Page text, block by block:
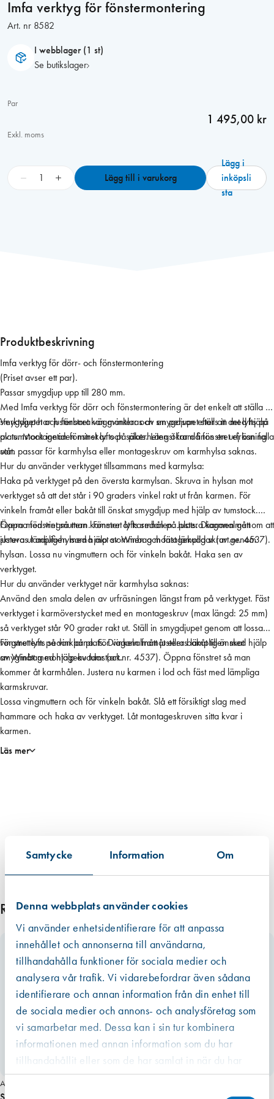
Samtycke Information Om
Denna webbplats använder cookies
Vi använder enhetsidentifierare för att anpassa
innehållet och annonserna till användarna,
tillhandahålla funktioner för sociala medier och
analysera vår trafik. Vi vidarebefordrar även sådana
identifierare och annan information från din enhet till
de sociala medier och annons- och analysföretag som
vi samarbetar med. Dessa kan i sin tur kombinera
informationen med annan information som du har
tillhandahållit eller som de har samlat in när du har
använt deras tjänster.
Imfa verktyg för fönstermontering
Art. nr 8582
I webblager (1 st)
Se butikslager
Par
1 495,00 kr
Exkl. moms
ö
r
f
ö
n
s
t
e
r
m
o
n
t
e
r
i
n
g
m
ä
n
g
d
+ Lägg till i varukorg
Lägg i
inköpsli
sta
Produktbeskrivning
Imfa verktyg för dörr- och fönstermontering
(Priset avser ett par).
Passar smygdjup upp till 280 mm.
Med Imfa verktyg för dörr och fönstermontering är det enkelt att ställa in
smygdjupet och fönstret kan monteras av en person efter att det lyfts på
plats. Montagetiden minskar och säkerheten ökar då fönstret ej kan falla
utåt.
Verktyget har justerbara väggvinklar och smygdjupet ställs in med hjälp
av tumstock innan fönstret lyfts på plats. Längst fram finns en urfräsning
som passar för karmhylsa eller montageskruv om karmhylsa saknas.
Hur du använder verktyget tillsammans med karmylsa:
Haka på verktyget på den översta karmylsan. Skruva in hylsan mot
verktyget så att det står i 90 graders vinkel rakt ut från karmen. För
vinkeln framåt eller bakåt till önskat smygdjup med hjälp av tumstock.
Fixera med vingmuttern. Fönstret lyfts sedan på plats. Diagonalmått
justeras lämpligen med hjälp av Winbag montagekuddar (art.nr. 4537).
Öppna fönstret så man kommer åt karmhålen. Justera karmen genom att
skruva ut adjufixhylsorna mot stommen och fäst lämplig skruv genom
hylsan. Lossa nu vingmuttern och för vinkeln bakåt. Haka sen av
verktyget.
Hur du använder verktyget när karmhylsa saknas:
Använd den smala delen av urfräsningen längst fram på verktyget. Fäst
verktyget i karmöverstycket med en montageskruv (max längd: 25 mm)
så verktyget står 90 grader rakt ut. Ställ in smygdjupet genom att lossa
vingmuttern på vinklarna. För vinkeln framåt eller bakåt till önskat
smygmått med hjälp av tumstock.
Fönstret lyfts sedan på plats. Diagonalmått justeras lämpligen med hjälp
av Winbag montagekuddar (art.nr. 4537). Öppna fönstret så man
kommer åt karmhålen. Justera nu karmen i lod och fäst med lämpliga
karmskruvar.
Lossa vingmuttern och för vinkeln bakåt. Slå ett försiktigt slag med
hammare och haka av verktyget. Låt montageskruven sitta kvar i
karmen.
Läs mer
Relaterade produkter
Art. nr 8204